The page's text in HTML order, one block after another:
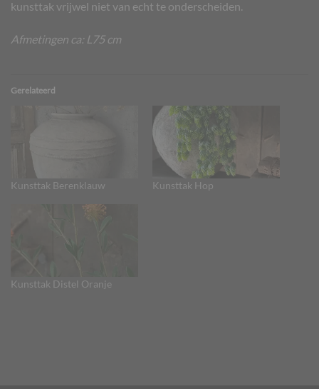
kunsttak vrijwel niet van echt te onderscheiden.
Afmetingen ca: L75 cm
Gerelateerd
Kunsttak Berenklauw Kunsttak Hop
Kunsttak Distel Oranje